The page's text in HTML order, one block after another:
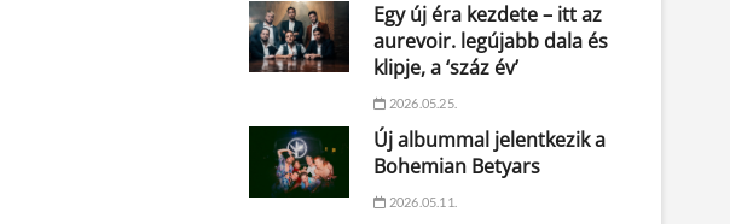
Egy új éra kezdete – itt az
aurevoir. legújabb dala és
klipje, a ‘száz év’
2026.05.25.
Új albummal jelentkezik a
Bohemian Betyars
2026.05.11.